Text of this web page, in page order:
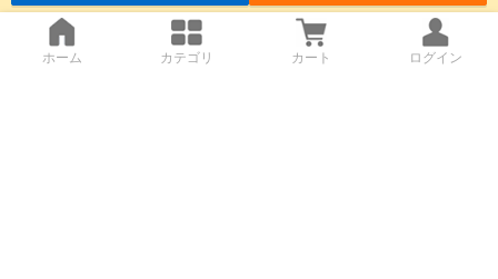
ホーム カテゴリ カート ログイン